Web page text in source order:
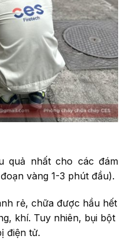
quả nhất cho các đám
vàng 1-3 phút đầu).
rẻ, chữa được hầu hết
khí. Tuy nhiên, bụi bột
điện tử.